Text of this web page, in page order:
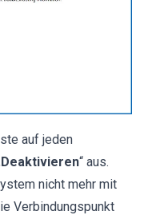
auf jeden
Deaktivieren“ aus.
nicht mehr mit
Verbindungspunkt